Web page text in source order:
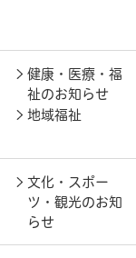
健康・医療・福
祉のお知らせ
地域福祉
文化・スポー
ツ・観光のお知
らせ